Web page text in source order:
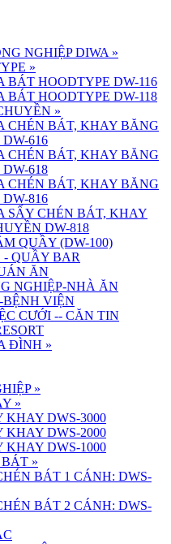
NGHIỆP DIWA »
»
BÁT HOODTYPE DW-116
BÁT HOODTYPE DW-118
»
CHÉN BÁT, KHAY BĂNG
616
CHÉN BÁT, KHAY BĂNG
618
CHÉN BÁT, KHAY BĂNG
816
SẤY CHÉN BÁT, KHAY
DW-818
QUẦY (DW-100)
- QUẦY BAR
ĂN
NGHIỆP-NHÀ ĂN
BỆNH VIỆN
CƯỚI -- CĂN TIN
ĐÌNH »
»
»
KHAY DWS-3000
KHAY DWS-2000
KHAY DWS-1000
BÁT »
BÁT 1 CÁNH: DWS-
BÁT 2 CÁNH: DWS-